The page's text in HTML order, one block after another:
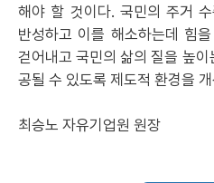
해야 할 것이다. 국민의 주거
반성하고 이를 해소하는데 힘
걷어내고 국민의 삶의 질을 높이
공될 수 있도록 제도적 환경을
최승노 자유기업원 원장